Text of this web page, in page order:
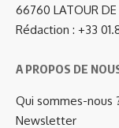
66760 LATOUR DE
Rédaction : +33
A PROPOS DE
Qui sommes-nous
Newsletter